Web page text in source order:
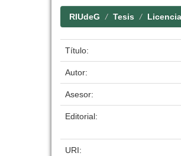
RIUdeG Tesis
Título:
Autor:
Asesor:
Editorial:
URI: